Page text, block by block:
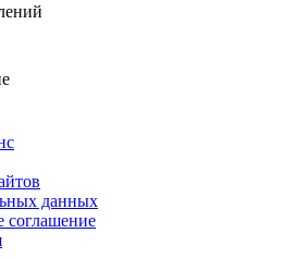
данных
соглашение